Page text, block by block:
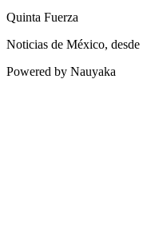
Quinta Fuerza
Noticias de México,
Powered by Nauyaka